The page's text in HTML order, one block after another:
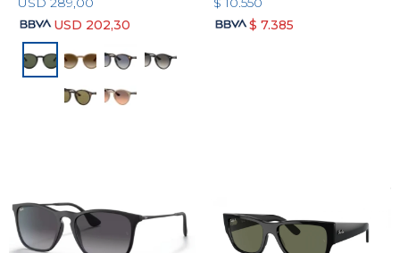
USD 202,30
$ 7.385